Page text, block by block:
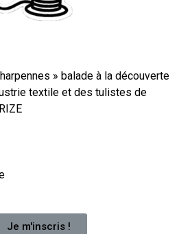
» balade à la découverte
textile et des tulistes de
Je m'inscris !